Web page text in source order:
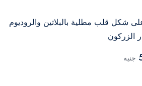
شكل قلب مطلية بالبلاتين والروديوم
الزركون
جنيه